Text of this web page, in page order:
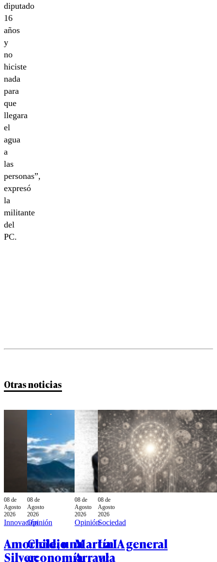
diputado
16
años
y
no
hiciste
nada
para
que
llegara
el
agua
a
las
personas”,
expresó
la
militante
del
PC.
Otras noticias
08 de
Agosto
2026
Innovación
Amoricidio
Silver:
08 de
Agosto
2026
Opinión
Chile, una
economía
08 de
Agosto
2026
Opinión
Martín
Arrau:
08 de
Agosto
2026
Sociedad
La IA general
y la